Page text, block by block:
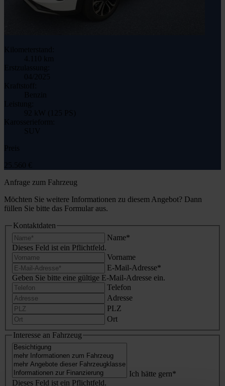
Kilometerstand:
4.110 km
Erstzulassung:
04/2025
Kraftstoff:
Benzin
Leistung:
92 kW (125 PS)
Karosserieform:
SUV
Preis
25.560 €
Anfrage zum Fahrzeug
Möchten Sie weitere Informationen zu diesem Angebot? Dann
füllen Sie bitte das Formular aus.
Kontaktdaten
Name*
Dieses Feld ist ein Pflichtfeld.
Vorname
E-Mail-Adresse*
Geben Sie bitte eine gültige E-Mail-Adresse ein.
Telefon
Adresse
PLZ
Ort
Interesse an Fahrzeug
Ich hätte gern*
Dieses Feld ist ein Pflichtfeld.